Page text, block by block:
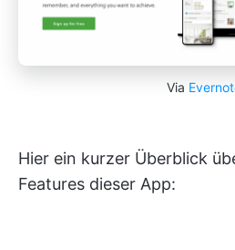
Via
Hier ein kurzer Überblick
Features dieser App: